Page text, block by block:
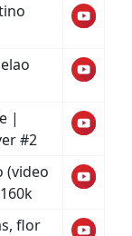
|
#2
(video
flor